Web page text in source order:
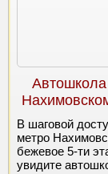
В шаговой
метро
бежевое 5-ти
увидите